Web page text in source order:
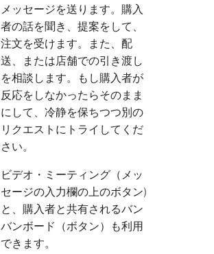
メッセージを送ります。購入
者の話を聞き、提案をして、
注文を受けます。また、配
送、または店舗での引き渡し
を相談します。もし購入者が
反応をしなかったらそのまま
にして、冷静を保ちつつ別の
リクエストにトライしてくだ
さい。
ビデオ・ミーティング（メッ
セージの入力欄の上のボタン)
と、購入者と共有されるバン
バンボード（ボタン）も利用
できます。